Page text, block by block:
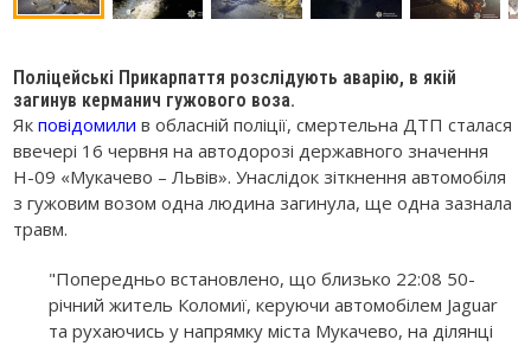
Поліцейські Прикарпаття розслідують аварію, в якій
загинув керманич гужового воза.
Якповідомили в обласній поліції, смертельна ДТП сталася
ввечері 16 червня на автодорозі державного значення
Н-09 «Мукачево – Львів». Унаслідок зіткнення автомобіля
з гужовим возом одна людина загинула, ще одна зазнала
травм.
"Попередньо встановлено, що близько 22:08 50-
річний житель Коломиї, керуючи автомобілем Jaguar
та рухаючись у напрямку міста Мукачево, на ділянці